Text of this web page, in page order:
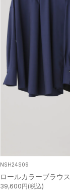
NSH24S09
ロールカラーブラウス
39,600円(税込)